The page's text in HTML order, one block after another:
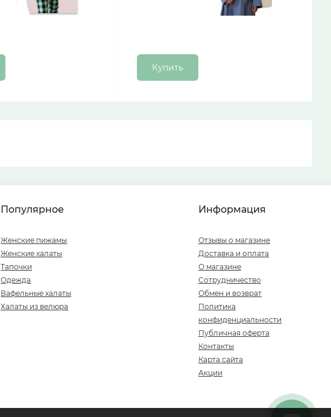
Купить
Популярное
Женские пижамы
Женские халаты
Тапочки
Одежда
Вафельные халаты
Халаты из велюра
Информация
Отзывы о магазине
Доставка и оплата
О магазине
Сотрудничество
Обмен и возврат
Политика
конфиденциальности
Публичная оферта
Контакты
Карта сайта
Акции